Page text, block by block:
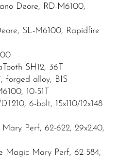
Deore, RD-M6100,
SL-M6100, Rapidfire
SH12, 36T
forged alloy, BIS
10-51T
6-bolt, 15x110/12x148
Perf, 62-622, 29x2.40,
Magic Mary Perf, 62-584,